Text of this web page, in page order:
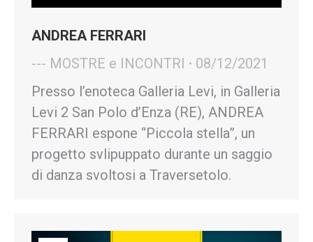
ANDREA FERRARI
--- MOSTRE e INCONTRI
08/12/2021
Presso l’enoteca Galleria Levi, in Galleria
Levi 2 San Polo d’Enza (RE), ANDREA
FERRARI espone “Piccola stella”, un
progetto svlipuppato durante un saggio
di danza svoltosi a Traversetolo.